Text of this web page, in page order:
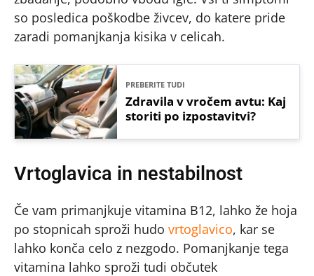
so posledica poškodbe živcev, do katere pride
zaradi pomanjkanja kisika v celicah.
PREBERITE TUDI
Zdravila v vročem avtu: Kaj
storiti po izpostavitvi?
Vrtoglavica in nestabilnost
Če vam primanjkuje vitamina B12, lahko že hoja
po stopnicah sproži hudo vrtoglavico, kar se
lahko konča celo z nezgodo. Pomanjkanje tega
vitamina lahko sproži tudi občutek